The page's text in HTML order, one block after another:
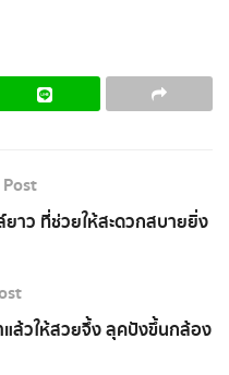
าว ที่ช่วยให้สะดวกสบายยิ่ง
แล้วให้สวยจึ้ง ลุคปังขึ้นกล้อง